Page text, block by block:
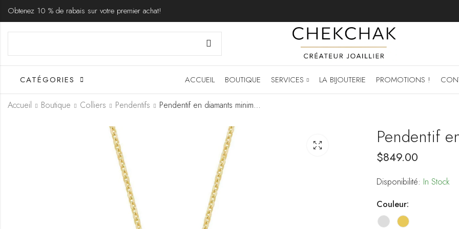
Obtenez 10 % de rabais sur votre premier achat!
CATÉGORIES ACCUEIL BOUTIQUE SERVICES LA BIJOUTERIE PROMOTIONS !
Accueil Boutique Colliers Pendentifs Pendentif en diamants minimaliste
Pendentif
$849.00
Disponibilité: In Stock
Couleur: